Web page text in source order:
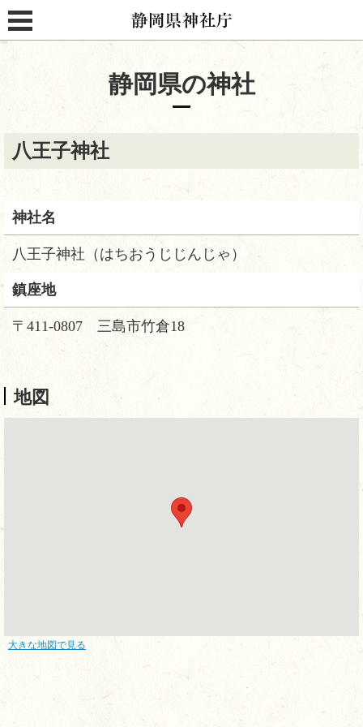
MENU
静岡県の神社
八王子神社
神社名
八王子神社（はちおうじじんじゃ）
鎮座地
〒411-0807 三島市竹倉18
地図
大きな地図で見る